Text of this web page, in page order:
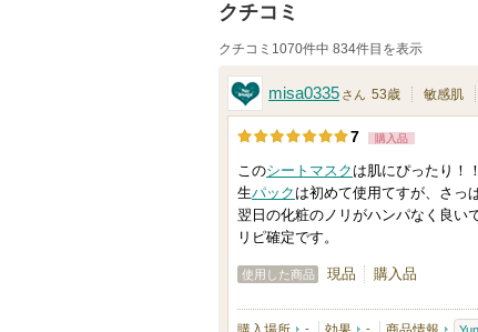
クチコミ
クチコミ1070件中 834件目を表示
misa0335 さん 53歳 敏感肌
7 購入品
このシートマスク は肌にぴったり！
生パック は初めて使用てすが、さっ
翌日の化粧のノリがハンパなく良いで
リピ確定です。
使用した商品 現品 購入品
- -